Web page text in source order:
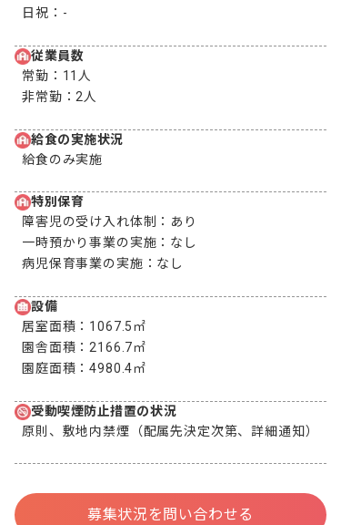
日祝： -
従業員数
常勤： 11人
非常勤：2人
給食の実施状況
給食のみ実施
特別保育
障害児の受け入れ体制： あり
一時預かり事業の実施： なし
病児保育事業の実施： なし
設備
居室面積： 1067.5㎡
園舎面積：2166.7㎡
園庭面積：4980.4㎡
受動喫煙防止措置の状況
原則、敷地内禁煙（配属先決定次第、詳細通知）
募集状況を問い合わせる